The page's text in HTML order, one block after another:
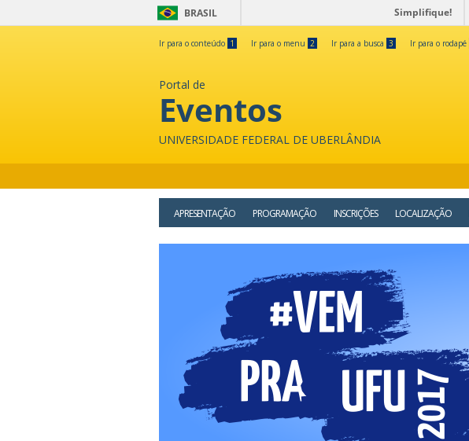
BRASIL Simplifique!
Ir para o conteúdo 1 Ir para o menu 2 Ir para a busca 3 Ir para o rodapé
Portal de
Eventos
UNIVERSIDADE FEDERAL DE UBERLÂNDIA
APRESENTAÇÃO PROGRAMAÇÃO INSCRIÇÕES LOCALIZAÇÃO